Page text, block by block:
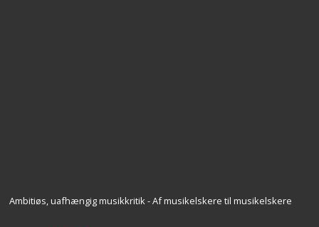
Ambitiøs, uafhængig musikkritik - Af musikelskere til musikelskere